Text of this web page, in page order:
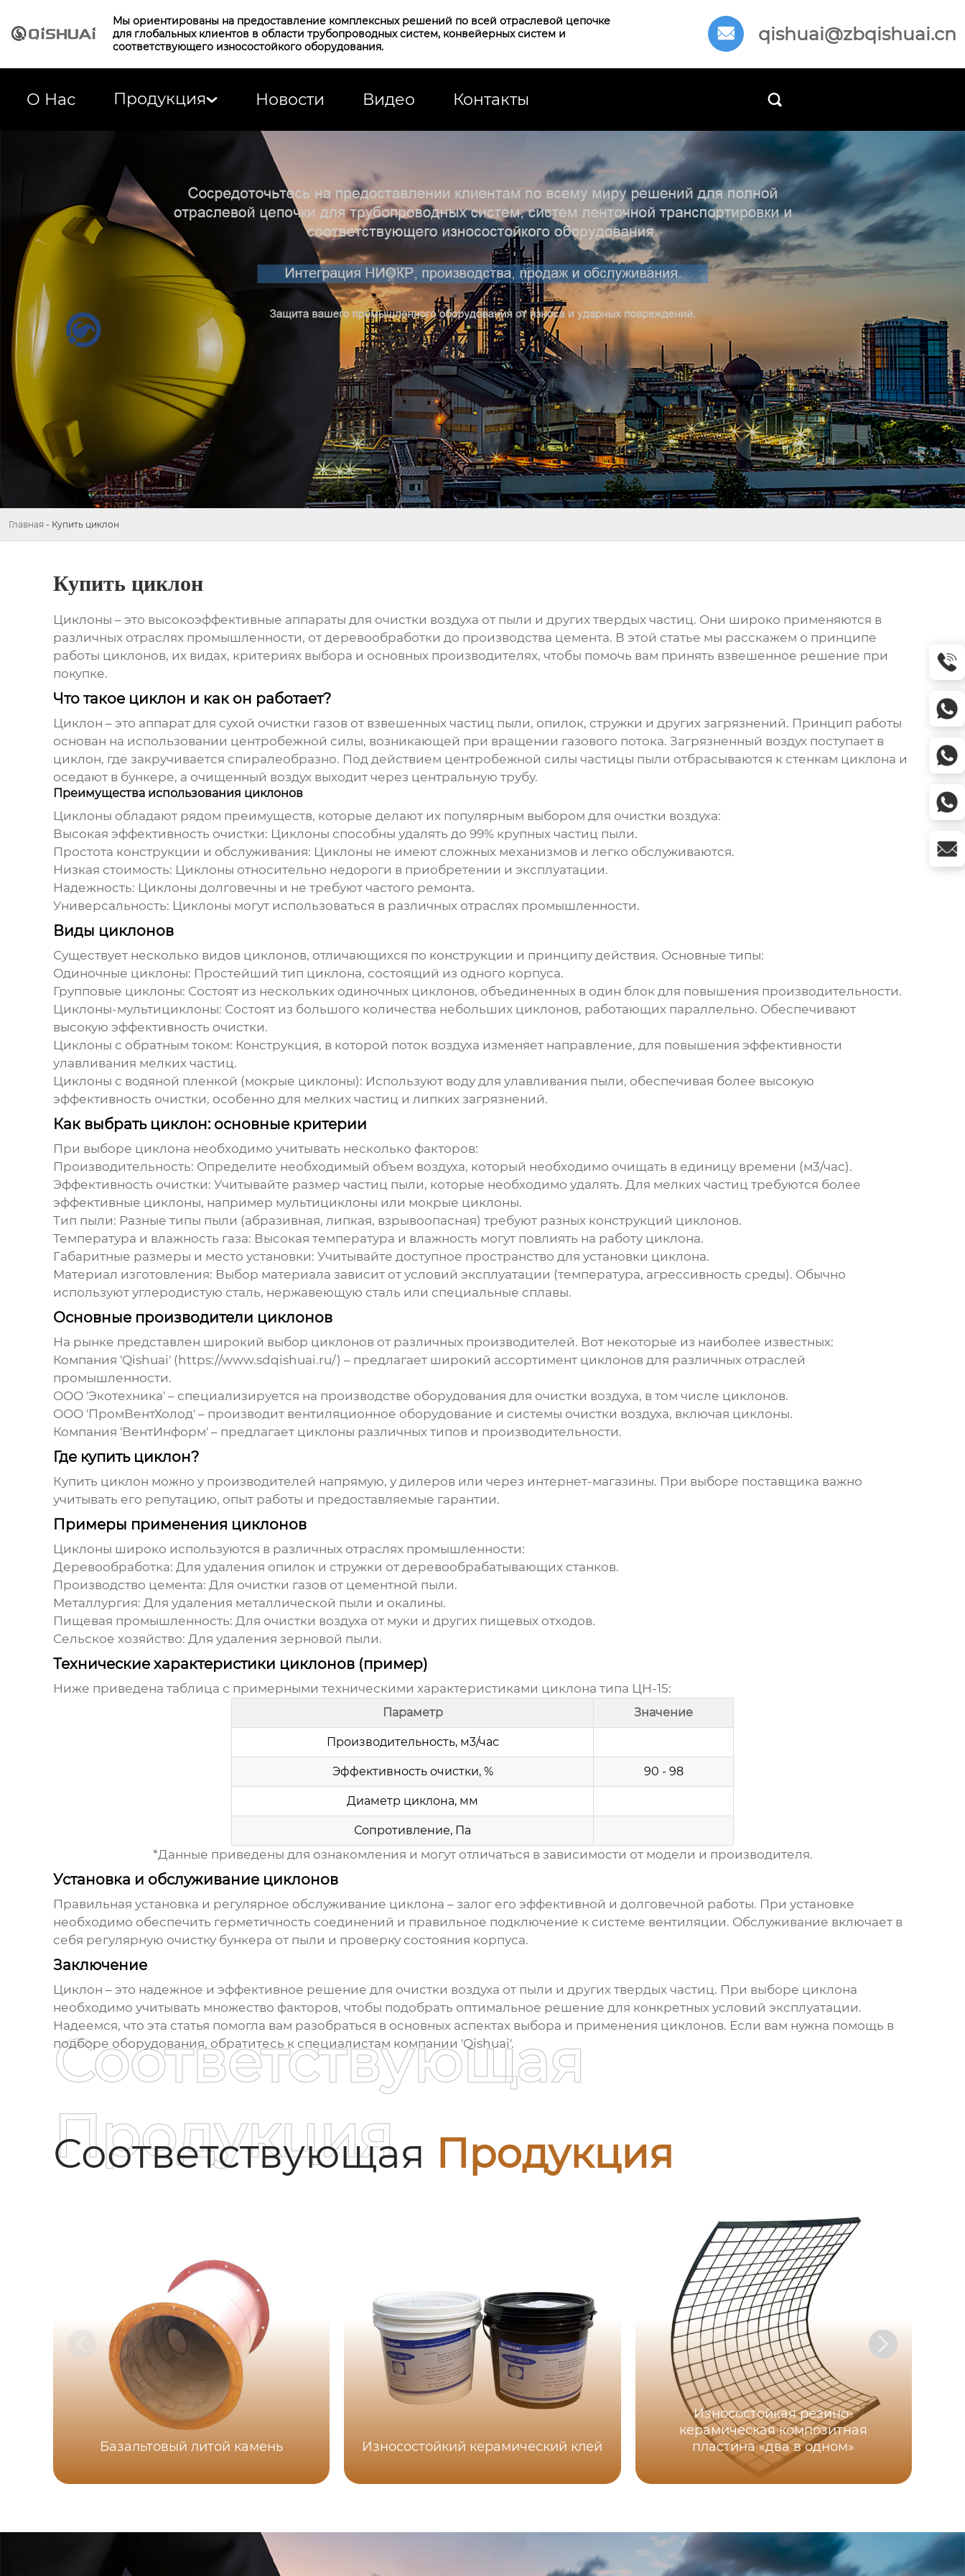
Мы ориентированы на предоставление комплексных решений по всей отраслевой цепочке
для глобальных клиентов в области трубопроводных систем, конвейерных систем и
соответствующего износостойкого оборудования.
 qishuai@zbqishuai.cn
О Нас Продукция Новости Видео Контакты 
Главная - Купить циклон
Купить циклон
Циклоны – это высокоэффективные аппараты для очистки воздуха от пыли и других твердых частиц. Они широко применяются в
различных отраслях промышленности, от деревообработки до производства цемента. В этой статье мы расскажем о принципе
работы циклонов, их видах, критериях выбора и основных производителях, чтобы помочь вам принять взвешенное решение при
покупке.
Что такое циклон и как он работает?
Циклон – это аппарат для сухой очистки газов от взвешенных частиц пыли, опилок, стружки и других загрязнений. Принцип работы
основан на использовании центробежной силы, возникающей при вращении газового потока. Загрязненный воздух поступает в
циклон, где закручивается спиралеобразно. Под действием центробежной силы частицы пыли отбрасываются к стенкам циклона и
оседают в бункере, а очищенный воздух выходит через центральную трубу.
Преимущества использования циклонов
Циклоны обладают рядом преимуществ, которые делают их популярным выбором для очистки воздуха:
Высокая эффективность очистки: Циклоны способны удалять до 99% крупных частиц пыли.
Простота конструкции и обслуживания: Циклоны не имеют сложных механизмов и легко обслуживаются.
Низкая стоимость: Циклоны относительно недороги в приобретении и эксплуатации.
Надежность: Циклоны долговечны и не требуют частого ремонта.
Универсальность: Циклоны могут использоваться в различных отраслях промышленности.
Виды циклонов
Существует несколько видов циклонов, отличающихся по конструкции и принципу действия. Основные типы:
Одиночные циклоны: Простейший тип циклона, состоящий из одного корпуса.
Групповые циклоны: Состоят из нескольких одиночных циклонов, объединенных в один блок для повышения производительности.
Циклоны-мультициклоны: Состоят из большого количества небольших циклонов, работающих параллельно. Обеспечивают
высокую эффективность очистки.
Циклоны с обратным током: Конструкция, в которой поток воздуха изменяет направление, для повышения эффективности
улавливания мелких частиц.
Циклоны с водяной пленкой (мокрые циклоны): Используют воду для улавливания пыли, обеспечивая более высокую
эффективность очистки, особенно для мелких частиц и липких загрязнений.
Как выбрать циклон: основные критерии
При выборе циклона необходимо учитывать несколько факторов:
Производительность: Определите необходимый объем воздуха, который необходимо очищать в единицу времени (м3/час).
Эффективность очистки: Учитывайте размер частиц пыли, которые необходимо удалять. Для мелких частиц требуются более
эффективные циклоны, например мультициклоны или мокрые циклоны.
Тип пыли: Разные типы пыли (абразивная, липкая, взрывоопасная) требуют разных конструкций циклонов.
Температура и влажность газа: Высокая температура и влажность могут повлиять на работу циклона.
Габаритные размеры и место установки: Учитывайте доступное пространство для установки циклона.
Материал изготовления: Выбор материала зависит от условий эксплуатации (температура, агрессивность среды). Обычно
используют углеродистую сталь, нержавеющую сталь или специальные сплавы.
Основные производители циклонов
На рынке представлен широкий выбор циклоновот различных производителей. Вот некоторые из наиболее известных:
Компания 'Qishuai' (https://www.sdqishuai.ru/) – предлагает широкий ассортимент циклоновдля различных отраслей
промышленности.
ООО 'Экотехника' – специализируется на производстве оборудования для очистки воздуха, в том числе циклонов.
ООО 'ПромВентХолод' – производит вентиляционное оборудование и системы очистки воздуха, включая циклоны.
Компания 'ВентИнформ' – предлагает циклоны различных типов и производительности.
Где купить циклон?
Купить циклон можно у производителей напрямую, у дилеров или через интернет-магазины. При выборе поставщика важно
учитывать его репутацию, опыт работы и предоставляемые гарантии.
Примеры применения циклонов
Циклоны широко используются в различных отраслях промышленности:
Деревообработка: Для удаления опилок и стружки от деревообрабатывающих станков.
Производство цемента: Для очистки газов от цементной пыли.
Металлургия: Для удаления металлической пыли и окалины.
Пищевая промышленность: Для очистки воздуха от муки и других пищевых отходов.
Сельское хозяйство: Для удаления зерновой пыли.
Технические характеристики циклонов (пример)
Ниже приведена таблица с примерными техническими характеристиками циклона типа ЦН-15:
Параметр Значение
Производительность, м3/час
Эффективность очистки, % 90 - 98
Диаметр циклона, мм
Сопротивление, Па
*Данные приведены для ознакомления и могут отличаться в зависимости от модели и производителя.
Установка и обслуживание циклонов
Правильная установка и регулярное обслуживание циклона – залог его эффективной и долговечной работы. При установке
необходимо обеспечить герметичность соединений и правильное подключение к системе вентиляции. Обслуживание включает в
себя регулярную очистку бункера от пыли и проверку состояния корпуса.
Заключение
Циклон – это надежное и эффективное решение для очистки воздуха от пыли и других твердых частиц. При выборе циклона
необходимо учитывать множество факторов, чтобы подобрать оптимальное решение для конкретных условий эксплуатации.
Надеемся, что эта статья помогла вам разобраться в основных аспектах выбора и применения циклонов. Если вам нужна помощь в
подборе оборудования, обратитесь к специалистам компании 'Qishuai'.
Соответствующая Продукция
Соответствующая
Продукция
Базальтовый литой камень Износостойкий керамический клей
Износостойкая резино-
керамическая композитная
пластина «два в одном»